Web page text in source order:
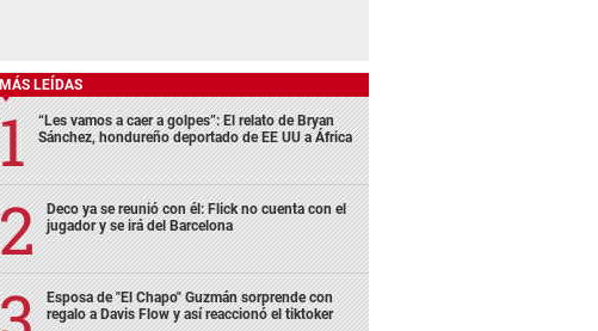
MÁS LEÍDAS
“Les vamos a caer a golpes”: El relato de Bryan
Sánchez, hondureño deportado de EE UU a África
Deco ya se reunió con él: Flick no cuenta con el
jugador y se irá del Barcelona
Esposa de "El Chapo" Guzmán sorprende con
regalo a Davis Flow y así reaccionó el tiktoker